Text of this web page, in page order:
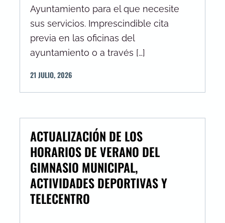
Ayuntamiento para el que necesite
sus servicios. Imprescindible cita
previa en las oficinas del
ayuntamiento o a través […]
21 JULIO,2026
ACTUALIZACIÓN DE LOS
HORARIOS DE VERANO DEL
GIMNASIO MUNICIPAL,
ACTIVIDADES DEPORTIVAS Y
TELECENTRO